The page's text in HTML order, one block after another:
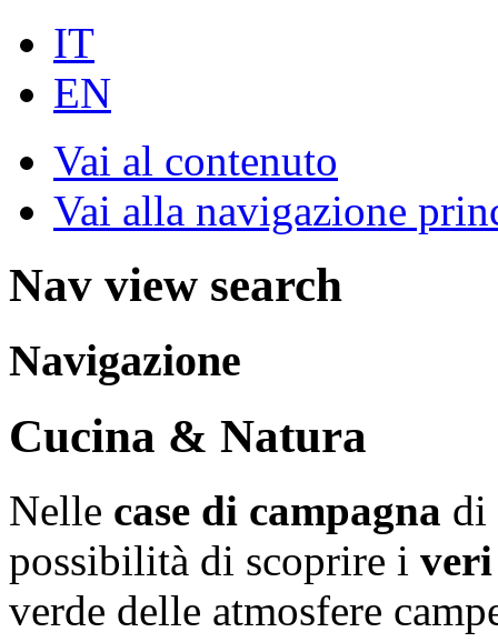
IT
EN
Vai al contenuto
Vai alla navigazione
Nav view search
Navigazione
Cucina & Natura
Nelle case di campagna di
possibilità di scoprire i
verde delle atmosfere